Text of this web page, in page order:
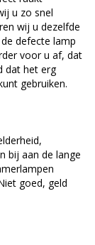
u zo snel
wij u dezelfde
defecte lamp
voor u af, dat
dat het erg
gebruiken.
bij aan de lange
goed, geld